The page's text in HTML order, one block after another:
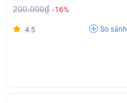
200.000₫ -16%
4.5 So sánh